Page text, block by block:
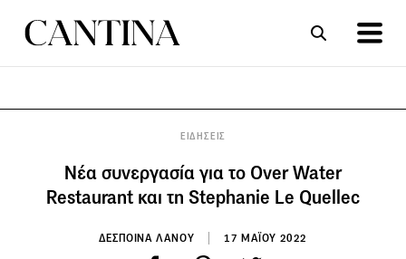
ΕΙΔΗΣΕΙΣ
Νέα συνεργασία για το Over Water
Restaurant και τη Stephanie Le Quellec
ΔΕΣΠΟΙΝΑ ΛΑΝΟΥ 17 ΜΑΪΟΥ 2022